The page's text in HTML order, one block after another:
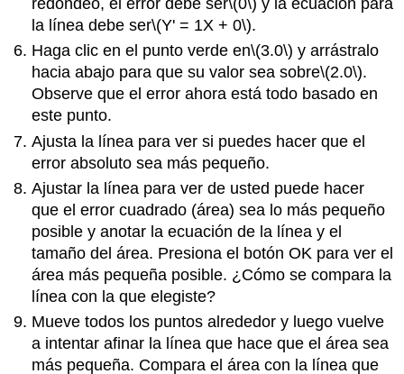
la línea debe ser\(Y' = 1X + 0\).
Haga clic en el punto verde en\(3.0\) y arrástralo
hacia abajo para que su valor sea sobre\(2.0\).
Observe que el error ahora está todo basado en
este punto.
Ajusta la línea para ver si puedes hacer que el
error absoluto sea más pequeño.
Ajustar la línea para ver de usted puede hacer
que el error cuadrado (área) sea lo más pequeño
posible y anotar la ecuación de la línea y el
tamaño del área. Presiona el botón OK para ver el
área más pequeña posible. ¿Cómo se compara la
línea con la que elegiste?
Mueve todos los puntos alrededor y luego vuelve
a intentar afinar la línea que hace que el área sea
más pequeña. Compara el área con la línea que